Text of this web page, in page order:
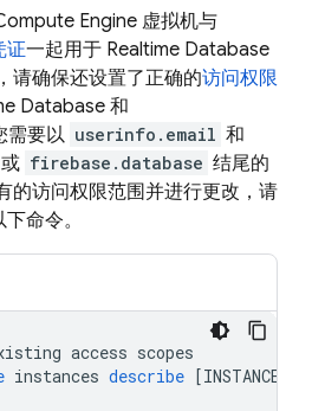
Engine 虚拟机与
证一起用于 Realtime Database
，请确保还设置了正确的访问权限
Database和
需要以 userinfo.email 和
或 firebase.database 结尾的
的访问权限范围并进行更改，请
命令。
access scopes
instances describe [